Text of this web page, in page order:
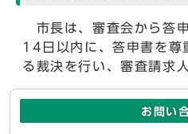
市長は、審査会から答
14日以内に、答申書を尊
る裁決を行い、審査請求
お問い